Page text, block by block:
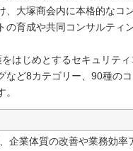
大塚商会内に本格的なコ
育成や共同コンサルティ
はじめとするセキュリテ
ど8カテゴリー、90種の
企業体質の改善や業務効率